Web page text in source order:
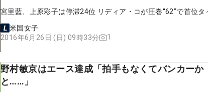
宮里藍、上原彩子は停滞24位 リディア・コが圧巻“62”で首位タ
米国女子
2016年6月26日 (日) 09時33分
1
野村敏京はエース達成「拍手もなくてバンカーか
と……」